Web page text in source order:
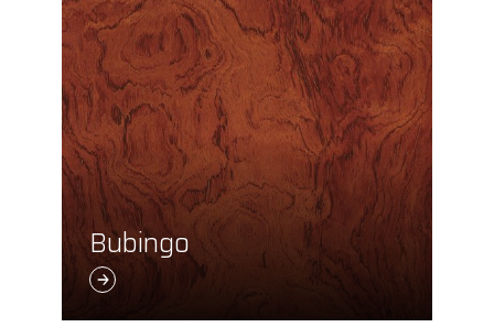
Bubingo